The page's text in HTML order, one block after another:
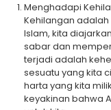
Menghadapi
Kehilangan
Islam, kita
sabar dan
terjadi adalah
sesuatu yang kita
harta yang kita
keyakinan bahwa